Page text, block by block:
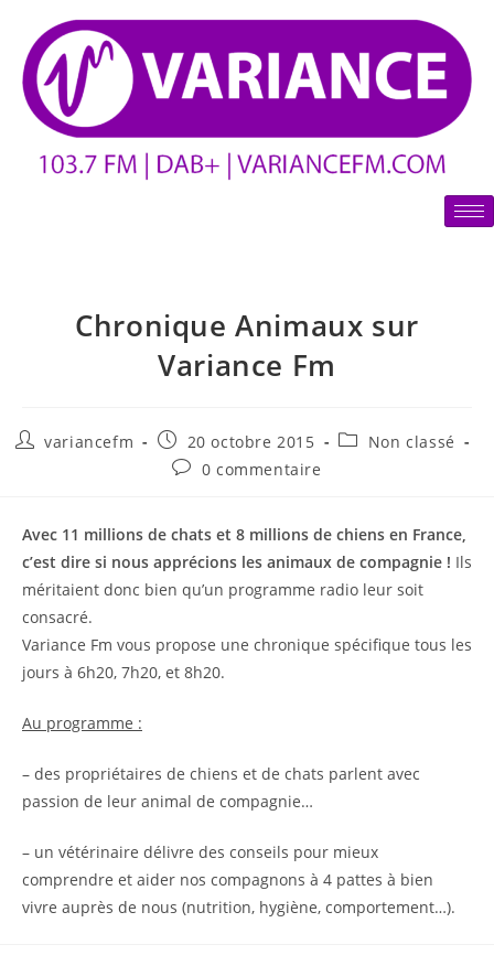
Chronique Animaux sur
Variance Fm
variancefm 20 octobre 2015
Non classé
0 commentaire
Avec 11 millions de chats et 8 millions de chiens en France,
c’est dire si nous apprécions les animaux de compagnie ! Ils
méritaient donc bien qu’un programme radio leur soit
consacré.
Variance Fm vous propose une chronique spécifique tous les
jours à 6h20, 7h20, et 8h20.
Au programme :
– des propriétaires de chiens et de chats parlent avec
passion de leur animal de compagnie…
– un vétérinaire délivre des conseils pour mieux
comprendre et aider nos compagnons à 4 pattes à bien
vivre auprès de nous (nutrition, hygiène, comportement…).